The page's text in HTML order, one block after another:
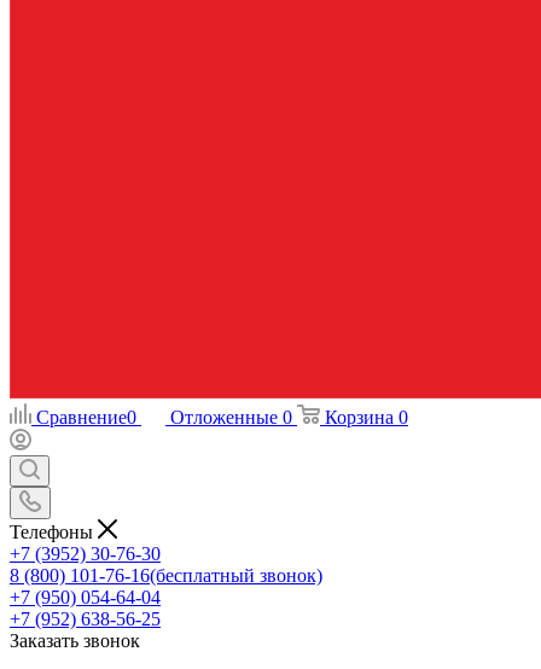
Сравнение0 Отложенные 0 Корзина 0
Телефоны
+7 (3952) 30-76-30
8 (800) 101-76-16(бесплатный звонок)
+7 (950) 054-64-04
+7 (952) 638-56-25
Заказать звонок